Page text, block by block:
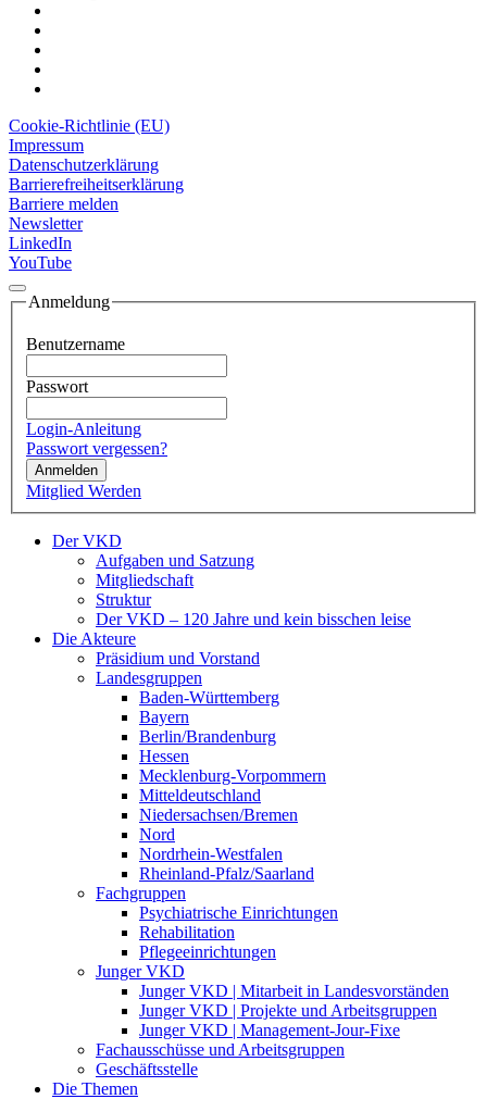
Cookie-Richtlinie (EU)
Impressum
Datenschutzerklärung
Barrierefreiheitserklärung
Barriere melden
Newsletter
LinkedIn
YouTube
Anmeldung
Benutzername
Passwort
Login-Anleitung
Passwort vergessen?
Anmelden
Mitglied Werden
Der VKD
Aufgaben und Satzung
Mitgliedschaft
Struktur
Der VKD – 120 Jahre und kein bisschen leise
Die Akteure
Präsidium und Vorstand
Landesgruppen
Baden-Württemberg
Bayern
Berlin/Brandenburg
Hessen
Mecklenburg-Vorpommern
Mitteldeutschland
Niedersachsen/Bremen
Nord
Nordrhein-Westfalen
Rheinland-Pfalz/Saarland
Fachgruppen
Psychiatrische Einrichtungen
Rehabilitation
Pflegeeinrichtungen
Junger VKD
Junger VKD | Mitarbeit in Landesvorständen
Junger VKD | Projekte und Arbeitsgruppen
Junger VKD | Management-Jour-Fixe
Fachausschüsse und Arbeitsgruppen
Geschäftsstelle
Die Themen